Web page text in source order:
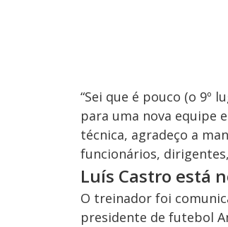
“Sei que é pouco (o 9º
para uma nova equipe
técnica, agradeço a
funcionários,
Luís Castro está
O treinador foi
presidente de futebol